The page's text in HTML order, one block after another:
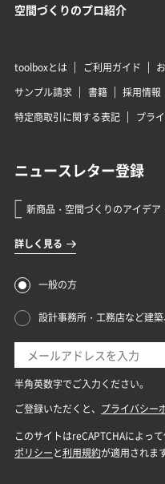
空間づくりのプロ紹介
toolboxとは ご利用ガイド
サンプル請求
書籍 採用情報
特定商取引に関する表記
プラ